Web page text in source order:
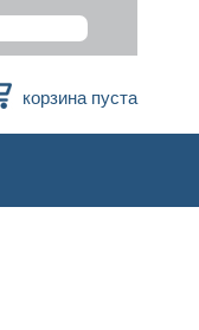
корзина пуста